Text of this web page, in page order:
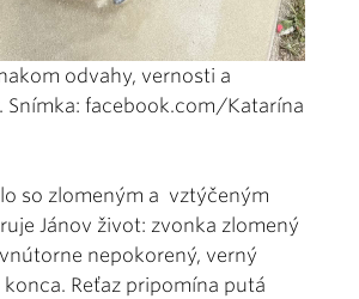
odvahy, vernosti a
Snímka: facebook.com/Katarína
so zlomeným a vztýčeným
Jánov život: zvonka zlomený
nepokorený, verný
Reťaz pripomína putá